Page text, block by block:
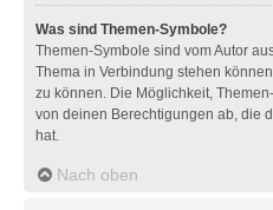
Was sind Themen-Symbole?
Themen-Symbole sind vom Autor
Thema in Verbindung stehen
zu können. Die Möglichkeit,
von deinen Berechtigungen ab, die
hat.
Nach oben